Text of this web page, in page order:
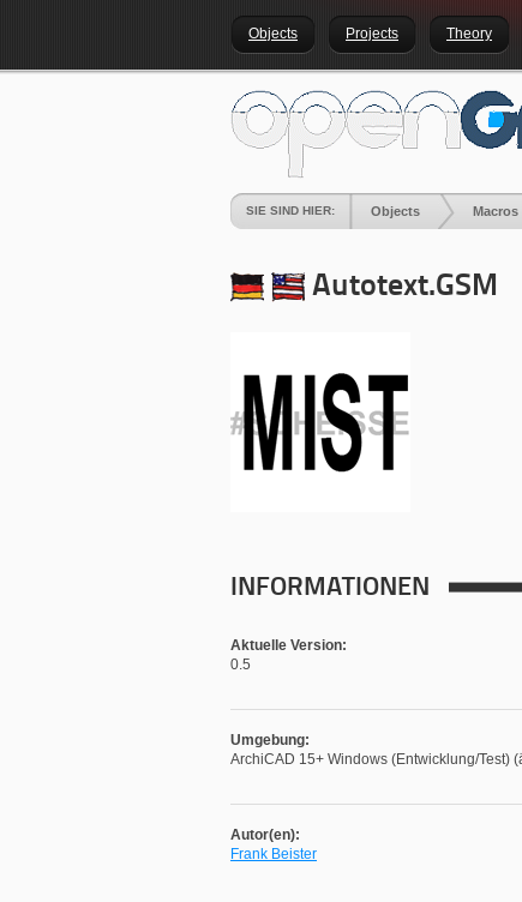
Objects Projects Theory
SIE SIND HIER: Objects Macros
Autotext.GSM
INFORMATIONEN
Aktuelle Version:
0.5
Umgebung:
ArchiCAD 15+ Windows (Entwicklung/Test)
Autor(en):
Frank Beister